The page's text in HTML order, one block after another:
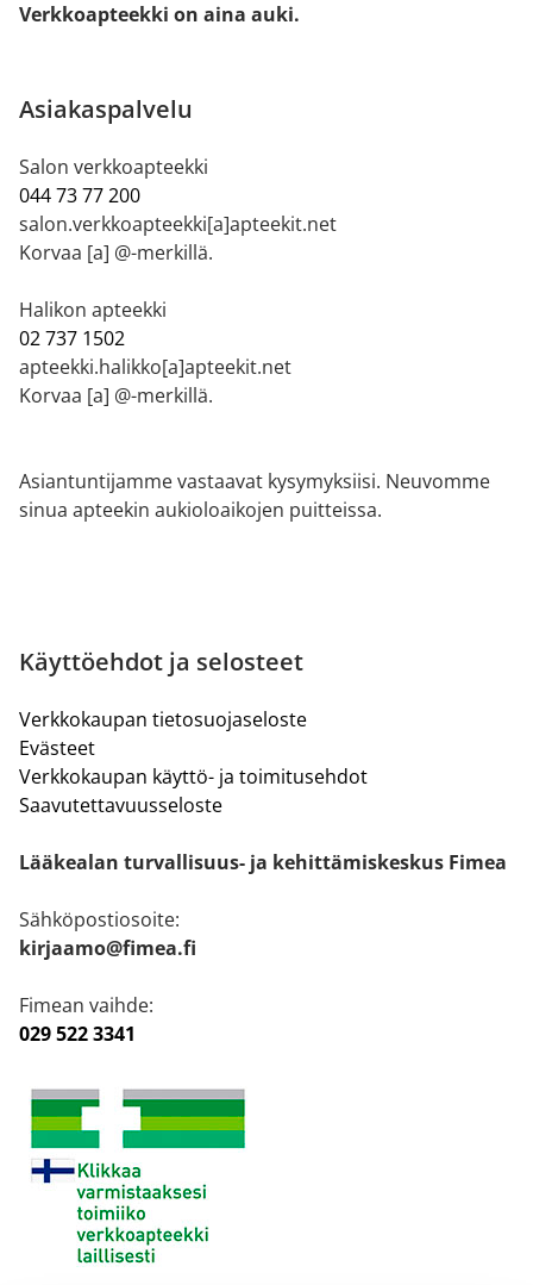
Verkkoapteekki on aina auki.
Asiakaspalvelu
Salon verkkoapteekki
044 73 77 200
salon.verkkoapteekki[a]apteekit.net
Korvaa [a] @-merkillä.
Halikon apteekki
02 737 1502
apteekki.halikko[a]apteekit.net
Korvaa [a] @-merkillä.
Asiantuntijamme vastaavat kysymyksiisi. Neuvomme
sinua apteekin aukioloaikojen puitteissa.
Käyttöehdot ja selosteet
Verkkokaupan tietosuojaseloste
Evästeet
Verkkokaupan käyttö- ja toimitusehdot
Saavutettavuusseloste
Lääkealan turvallisuus- ja kehittämiskeskus Fimea
Sähköpostiosoite:
kirjaamo@fimea.fi
Fimean vaihde:
029 522 3341